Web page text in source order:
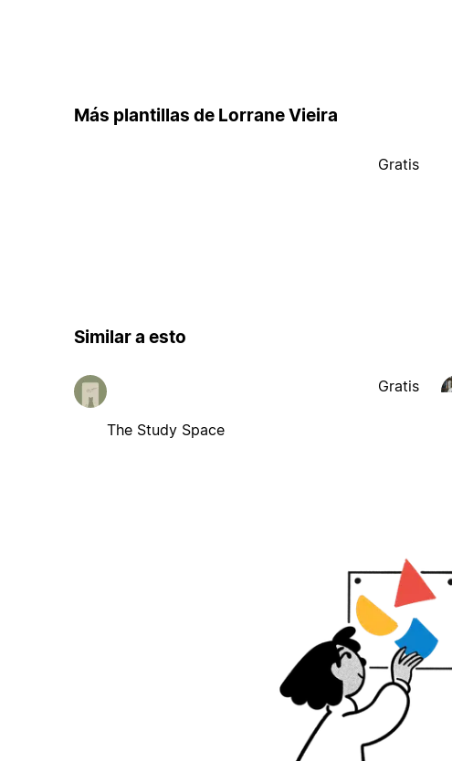
Más plantillas de Lorrane Vieira
Gratis
Similar a esto
The Study Space
Gratis